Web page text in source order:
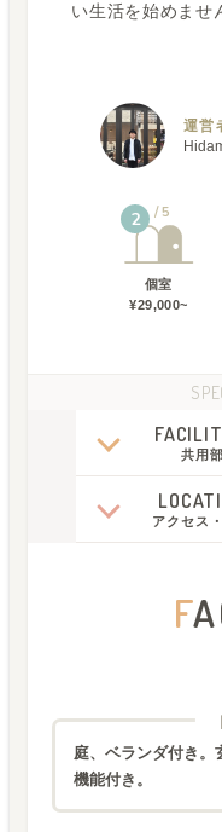
い生活を始めませ
2 5
個室
¥29,000~
運営
共用部
アクセス
F
庭、ベランダ付き。
機能付き。